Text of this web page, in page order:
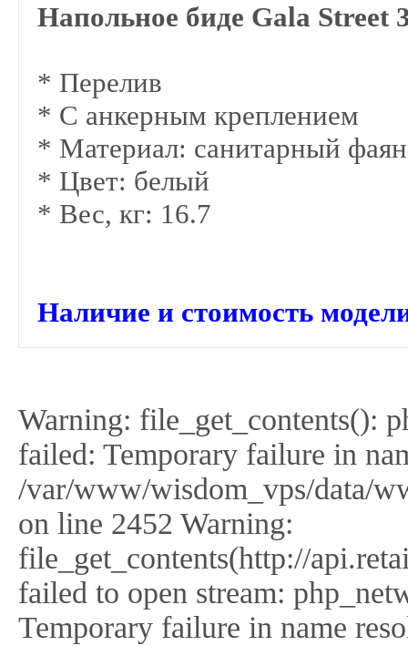
Напольное биде Gala Street
* Перелив
* С анкерным креплением
* Материал: санитарный
* Цвет: белый
* Вес, кг: 16.7
Наличие и стоимость
Warning: file_get_contents():
failed: Temporary failure in
/var/www/wisdom_vps/data/
on line 2452 Warning:
file_get_contents(http://
failed to open stream:
Temporary failure in name